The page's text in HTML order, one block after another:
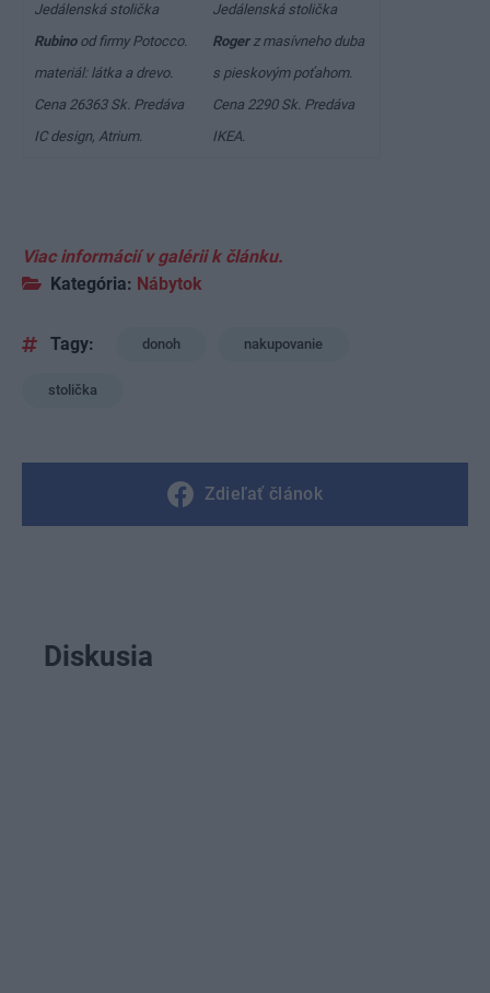
Jedálenská stolička
Rubinood firmy Potocco.
materiál: látka a drevo.
Cena 26363 Sk. Predáva
IC design, Atrium.
Jedálenská stolička
Rogerz masívneho duba
s pieskovým poťahom.
Cena 2290 Sk. Predáva
IKEA.
Viac informácií v galérii k článku.
Kategória: Nábytok
Tagy: donoh nakupovanie
stolička
Zdieľať článok
Diskusia